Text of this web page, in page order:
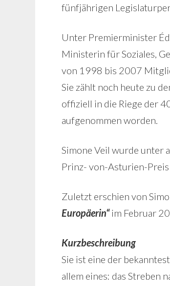
fünfjährigen
Unter Premierminister
Ministerin für Soziales,
von 1998 bis 2007
Sie zählt noch heute zu
offiziell in die Riege der
aufgenommen worden.
Simone Veil wurde unter
Prinz- von-Asturien-
Zuletzt erschien von
Europäerin“im Februar
Kurzbeschreibung
Sie ist eine der
allem eines: das Streben